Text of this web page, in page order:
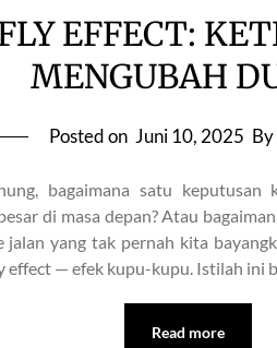
EFFECT:
MENGUBAH
Posted on Juni 10, 2025
bagaimana satu
di masa depan? Atau
jalan yang tak pernah kita
— efek kupu-kupu. Istilah ini
Read more